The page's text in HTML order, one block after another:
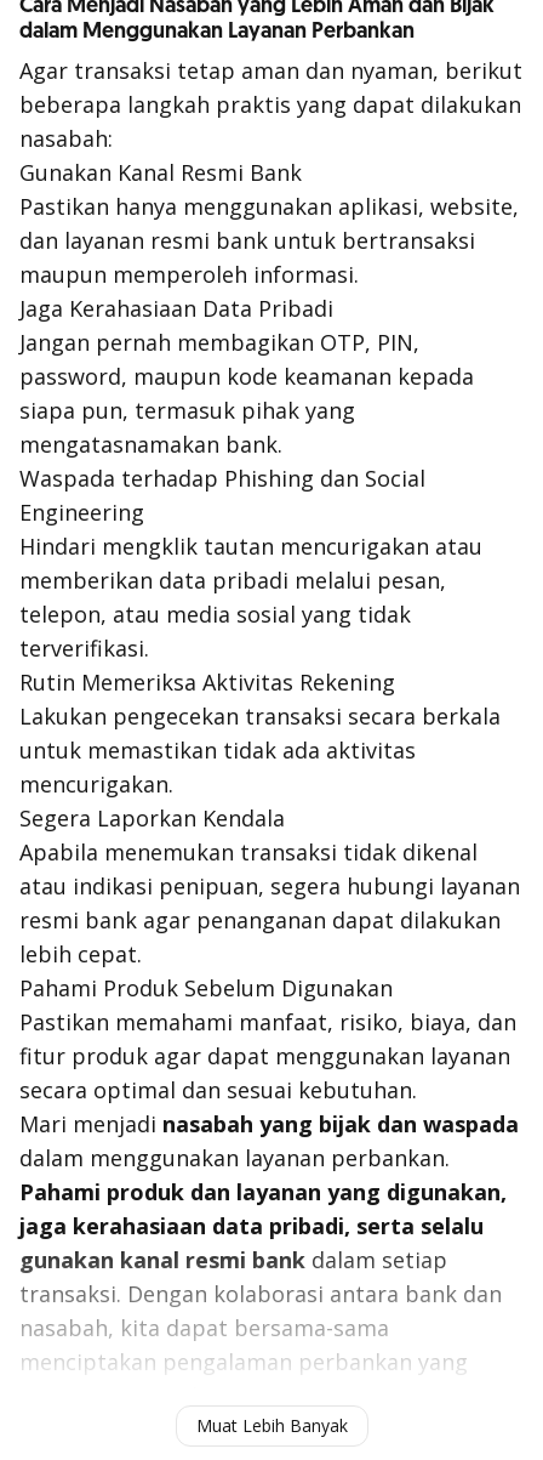
Cara Menjadi Nasabah yang Lebih Aman dan Bijak
dalam Menggunakan Layanan Perbankan
Agar transaksi tetap aman dan nyaman, berikut
beberapa langkah praktis yang dapat dilakukan
nasabah:
Gunakan Kanal Resmi Bank
Pastikan hanya menggunakan aplikasi, website,
dan layanan resmi bank untuk bertransaksi
maupun memperoleh informasi.
Jaga Kerahasiaan Data Pribadi
Jangan pernah membagikan OTP, PIN,
password, maupun kode keamanan kepada
siapa pun, termasuk pihak yang
mengatasnamakan bank.
Waspada terhadap Phishing dan Social
Engineering
Hindari mengklik tautan mencurigakan atau
memberikan data pribadi melalui pesan,
telepon, atau media sosial yang tidak
terverifikasi.
Rutin Memeriksa Aktivitas Rekening
Lakukan pengecekan transaksi secara berkala
untuk memastikan tidak ada aktivitas
mencurigakan.
Segera Laporkan Kendala
Apabila menemukan transaksi tidak dikenal
atau indikasi penipuan, segera hubungi layanan
resmi bank agar penanganan dapat dilakukan
lebih cepat.
Pahami Produk Sebelum Digunakan
Pastikan memahami manfaat, risiko, biaya, dan
fitur produk agar dapat menggunakan layanan
secara optimal dan sesuai kebutuhan.
Mari menjadi nasabah yang bijak dan waspada
dalam menggunakan layanan perbankan.
Pahami produk dan layanan yang digunakan,
jaga kerahasiaan data pribadi, serta selalu
gunakan kanal resmi bank dalam setiap
transaksi. Dengan kolaborasi antara bank dan
nasabah, kita dapat bersama-sama
menciptakan pengalaman perbankan yang
Muat Lebih Banyak